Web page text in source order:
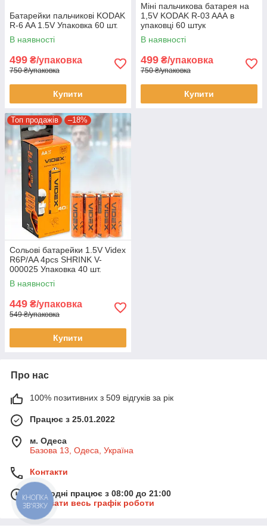
Батарейки пальчикові KODAK
R-6 AA 1.5V Упаковка 60 шт.
В наявності
499 ₴/упаковка
750 ₴/упаковка
Купити
Міні пальчикова батарея на
1,5V KODAK R-03 AAА в
упаковці 60 штук
В наявності
499 ₴/упаковка
750 ₴/упаковка
Купити
Топ продажів –18%
Сольові батарейки 1.5V Videx
R6P/AA 4pcs SHRINK V-
000025 Упаковка 40 шт.
В наявності
449 ₴/упаковка
549 ₴/упаковка
Купити
Про нас
100% позитивних з 509 відгуків за рік
Працює з 25.01.2022
м. Одеса
Базова 13, Одеса, Україна
Контакти
Сьогодні працює з 08:00 до 21:00
Показати весь графік роботи
КНОПКА
ЗВ'ЯЗКУ